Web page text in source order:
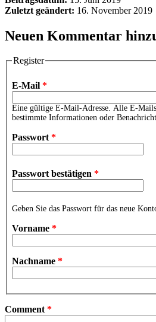
Zuletzt geändert: 16. November 2019
Neuen Kommentar
Register
E-Mail *
Eine gültige E-Mail-Adresse. Alle E-
bestimmte Informationen oder
Passwort*
Passwort bestätigen *
Geben Sie das Passwort für das neue
Vorname *
Nachname *
Comment *